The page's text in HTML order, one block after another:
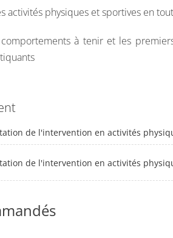
activités physiques et sportives en
à tenir et les
de l'intervention en activités
de l'intervention en activités